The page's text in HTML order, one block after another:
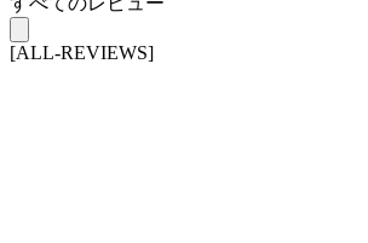
[ALL-REVIEWS]